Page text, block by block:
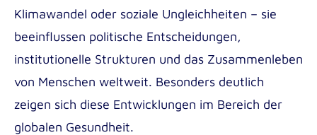
Angewandte Psychologie B.Sc.
Gesundheits-, Pflege- und Medizinpädagogik
M.A.
Institute for Applied Innovation in Healthcare
Institute for Research in International
Assistance (IRIA)
Klimawandel oder soziale Ungleichheiten – sie
beeinflussen politische Entscheidungen,
institutionelle Strukturen und das Zusammenleben
von Menschen weltweit. Besonders deutlich
zeigen sich diese Entwicklungen im Bereich der
globalen Gesundheit.